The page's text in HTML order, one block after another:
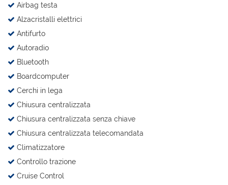
Airbag testa
Alzacristalli elettrici
Antifurto
Autoradio
Bluetooth
Boardcomputer
Cerchi in lega
Chiusura centralizzata
Chiusura centralizzata senza chiave
Chiusura centralizzata telecomandata
Climatizzatore
Controllo trazione
Cruise Control